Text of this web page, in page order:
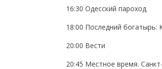
16:30 Одесский пароход
18:00 Последний богатырь:
20:00 Вести
20:45 Местное время.